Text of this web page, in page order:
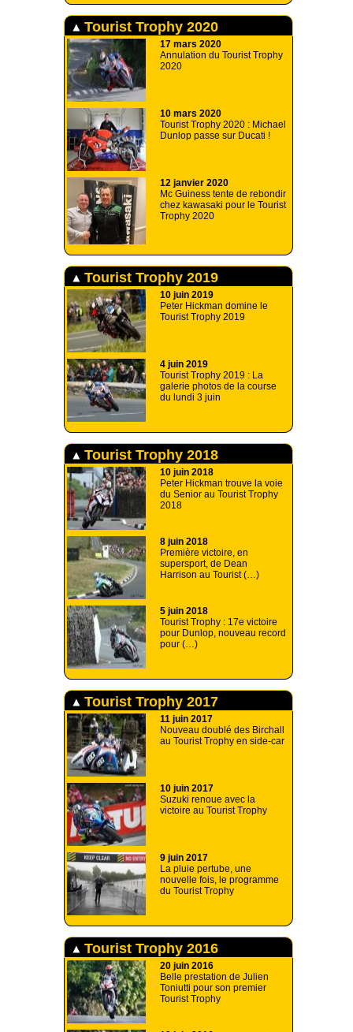
Tourist Trophy 2020
17 mars 2020
Annulation du Tourist Trophy
2020
10 mars 2020
Tourist Trophy 2020 : Michael
Dunlop passe sur Ducati !
12 janvier 2020
Mc Guiness tente de rebondir
chez kawasaki pour le Tourist
Trophy 2020
Tourist Trophy 2019
10 juin 2019
Peter Hickman domine le
Tourist Trophy 2019
4 juin 2019
Tourist Trophy 2019 : La
galerie photos de la course
du lundi 3 juin
Tourist Trophy 2018
10 juin 2018
Peter Hickman trouve la voie
du Senior au Tourist Trophy
2018
8 juin 2018
Première victoire, en
supersport, de Dean
Harrison au Tourist (…)
5 juin 2018
Tourist Trophy : 17e victoire
pour Dunlop, nouveau record
pour (…)
Tourist Trophy 2017
11 juin 2017
Nouveau doublé des Birchall
au Tourist Trophy en side-car
10 juin 2017
Suzuki renoue avec la
victoire au Tourist Trophy
9 juin 2017
La pluie pertube, une
nouvelle fois, le programme
du Tourist Trophy
Tourist Trophy 2016
20 juin 2016
Belle prestation de Julien
Toniutti pour son premier
Tourist Trophy